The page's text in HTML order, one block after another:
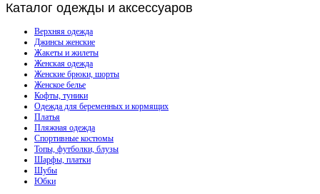
Каталог одежды и аксессуаров
Верхняя одежда
Джинсы женские
Жакеты и жилеты
Женская одежда
Женские брюки, шорты
Женское белье
Кофты, туники
Одежда для беременных и кормящих
Платья
Пляжная одежда
Спортивные костюмы
Топы, футболки, блузы
Шарфы, платки
Шубы
Юбки